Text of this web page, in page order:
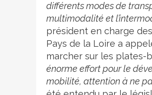
différents modes de
multimodalité et
président en charge
Pays de la Loire a
marcher sur les plates-
énorme effort pour le
mobilité, attention à ne